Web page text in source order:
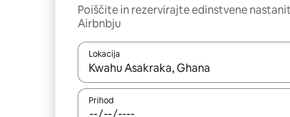
Poiščite in rezervirajte edinstvene
Airbnbju
Lokacija
Ko so rezultati na voljo, krmarite s
Prihod